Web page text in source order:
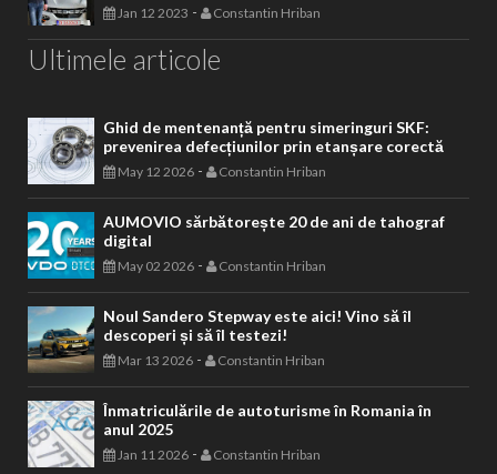
Jan 12 2023 - Constantin Hriban
Ultimele articole
Ghid de mentenanță pentru simeringuri SKF:
prevenirea defecțiunilor prin etanșare corectă
May 12 2026 - Constantin Hriban
AUMOVIO sărbătorește 20 de ani de tahograf
digital
May 02 2026 - Constantin Hriban
Noul Sandero Stepway este aici! Vino să îl
descoperi și să îl testezi!
Mar 13 2026 - Constantin Hriban
Înmatriculările de autoturisme în Romania în
anul 2025
Jan 11 2026 - Constantin Hriban